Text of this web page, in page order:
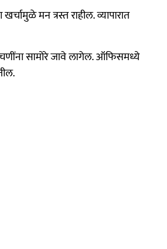
मन त्रस्त राहील. व्यापारात
सामोरे जावे लागेल. ऑफिसमध्ये